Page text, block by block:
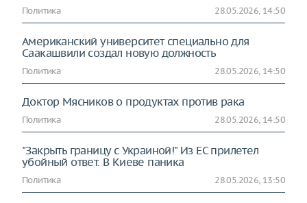
Политика 28.05.2026, 14:50
Американский университет специально для
Саакашвили создал новую должность
Политика 28.05.2026, 14:50
Доктор Мясников о продуктах против рака
Политика 28.05.2026, 14:50
"Закрыть границу с Украиной!" Из ЕС прилетел
убойный ответ. В Киеве паника
Политика 28.05.2026, 13:50